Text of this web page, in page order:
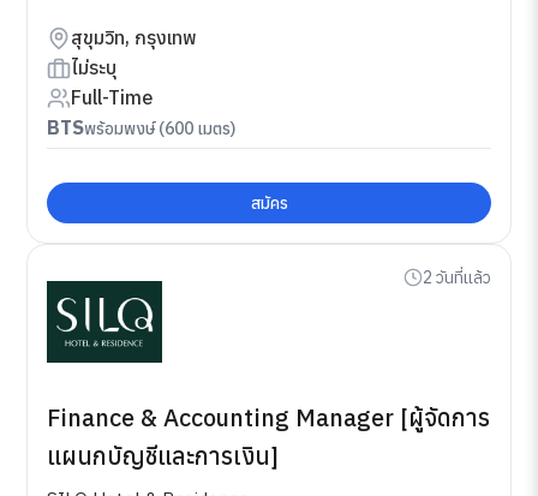
สุขุมวิท, กรุงเทพ
ไม่ระบุ
Full-Time
BTSพร้อมพงษ์ (600 เมตร)
สมัคร
2 วันที่แล้ว
Finance & Accounting Manager [ผู้จัดการ
แผนกบัญชีและการเงิน]